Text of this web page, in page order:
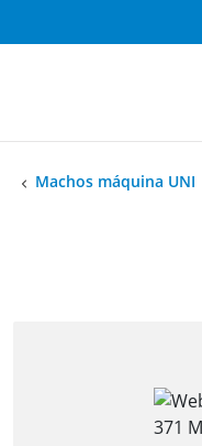
Machos máquina UNI